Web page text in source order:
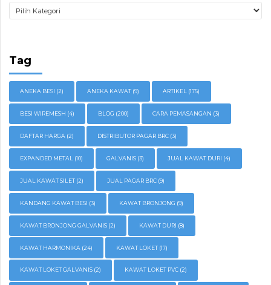
Tag
ANEKA BESI (2) ANEKA KAWAT (9) ARTIKEL (175)
BESI WIREMESH (4) BLOG (200) CARA PEMASANGAN (3)
DAFTAR HARGA (2) DISTRIBUTOR PAGAR BRC (3)
EXPANDED METAL (10) GALVANIS (3) JUAL KAWAT DURI (4)
JUAL KAWAT SILET (2) JUAL PAGAR BRC (9)
KANDANG KAWAT BESI (3) KAWAT BRONJONG (9)
KAWAT BRONJONG GALVANIS (2) KAWAT DURI (8)
KAWAT HARMONIKA (24) KAWAT LOKET (17)
KAWAT LOKET GALVANIS (2) KAWAT LOKET PVC (2)